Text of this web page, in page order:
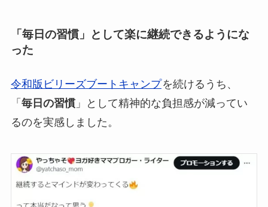
「毎日の習慣」として楽に継続できるようにな
った
令和版ビリーズブートキャンプを続けるうち、
「 毎日の習慣」として精神的な負担感が減ってい
るのを実感しました。